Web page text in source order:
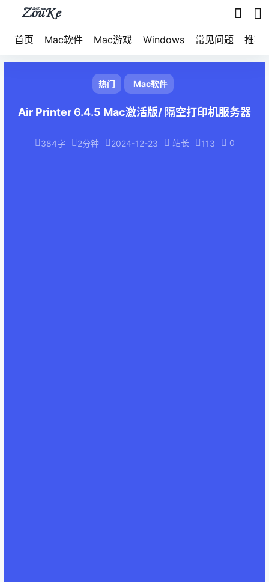
首页 Mac软件 Mac游戏 Windows 常见问题 推荐
热门 Mac软件
Air Printer 6.4.5 Mac激活版/ 隔空打印机服务器
384字 2分钟 2024-12-23 站长 113 0